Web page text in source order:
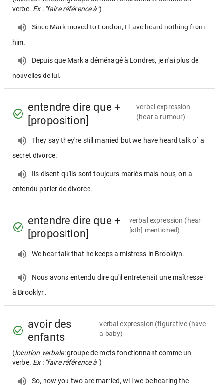
verbe. Ex : "faire référence à")
Since Mark moved to London, I have heard nothing from
him.
Depuis que Mark a déménagé à Londres, je n'ai plus de
nouvelles de lui.
entendre dire que +
[proposition]
verbal expression
(hear a rumour)
They say they're still married but we have heard talk of a
secret divorce.
Ils disent qu'ils sont toujours mariés mais nous, on a
entendu parler de divorce.
entendre dire que +
[proposition]
verbal expression (hear
[sth] mentioned)
We hear talk that he keeps a mistress in Brooklyn.
Nous avons entendu dire qu'il entretenait une maîtresse
à Brooklyn.
avoir des
enfants
verbal expression (figurative (have
a baby)
(locution verbale: groupe de mots fonctionnant comme un
verbe. Ex : "faire référence à")
So, now you two are married, will we be hearing the